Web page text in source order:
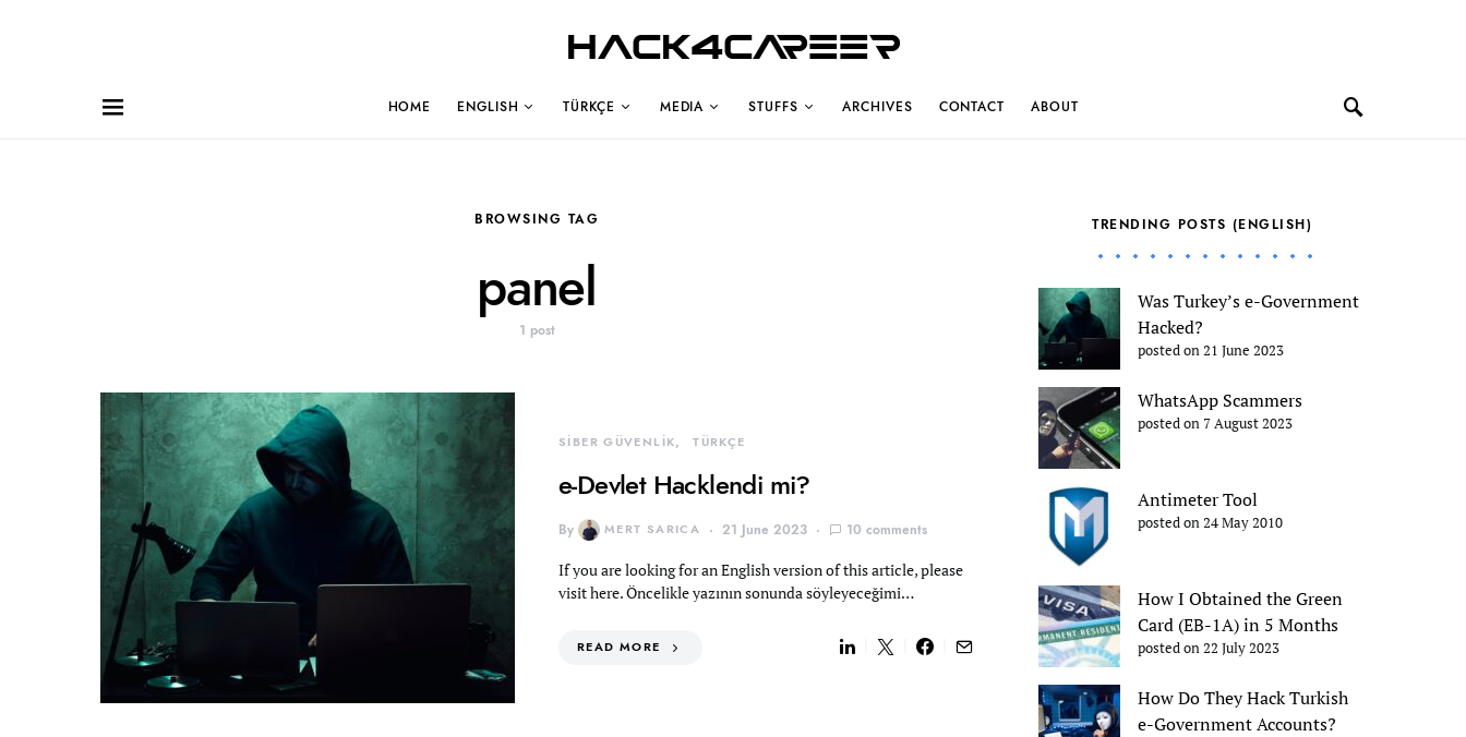
Hack4Career
HOME ENGLISH TÜRKÇE MEDIA STUFFS ARCHIVES CONTACT ABOUT
BROWSING TAG
panel
1 post
SİBER GÜVENLİK TÜRKÇE
e-Devlet Hacklendi mi?
By MERT SARICA 21 June 2023 10 comments
If you are looking for an English version of this article, please
visit here. Öncelikle yazının sonunda söyleyeceğimi…
READ MORE
TRENDING POSTS (ENGLISH)
Was Turkey’s e-Government
Hacked?
posted on 21 June 2023
WhatsApp Scammers
posted on 7 August 2023
Antimeter Tool
posted on 24 May 2010
How I Obtained the Green
Card (EB-1A) in 5 Months
posted on 22 July 2023
How Do They Hack Turkish
e-Government Accounts?